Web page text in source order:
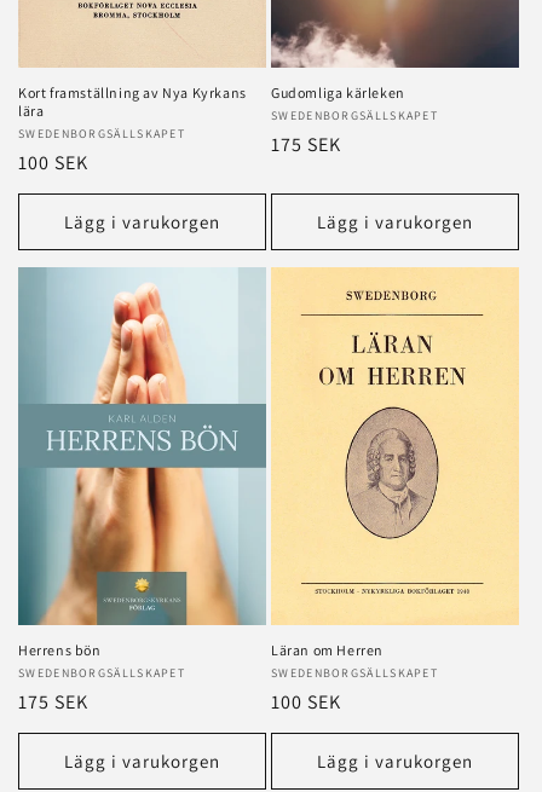
Kort framställning av Nya Kyrkans
lära
Säljare:
SWEDENBORGSÄLLSKAPET
Ordinarie
pris
100 SEK
Lägg i varukorgen
Gudomliga kärleken
Säljare:
SWEDENBORGSÄLLSKAPET
Ordinarie
175 SEK
Lägg i varukorgen
Herrens bön
Säljare:
SWEDENBORGSÄLLSKAPET
Ordinarie
pris
175 SEK
Lägg i varukorgen
Läran om Herren
Säljare:
SWEDENBORGSÄLLSKAPET
Ordinarie
pris
100 SEK
Lägg i varukorgen